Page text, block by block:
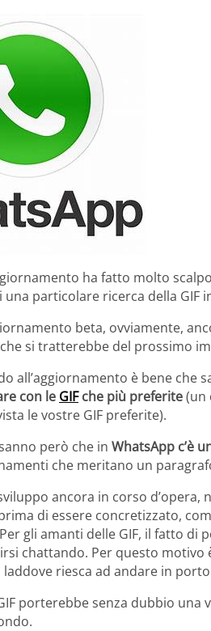
ha fatto molto
una particolare ricerca della GIF
beta, ovviamente,
si tratterebbe del prossimo
all’aggiornamento è bene che
con le GIFche più preferite(un
le vostre GIF preferite).
però che in WhatsApp c’è
che meritano un
ancora in corso
di essere concretizzato,
gli amanti delle GIF, il fatto
chattando. Per questo motivo
riesca ad andare in
porterebbe senza dubbio